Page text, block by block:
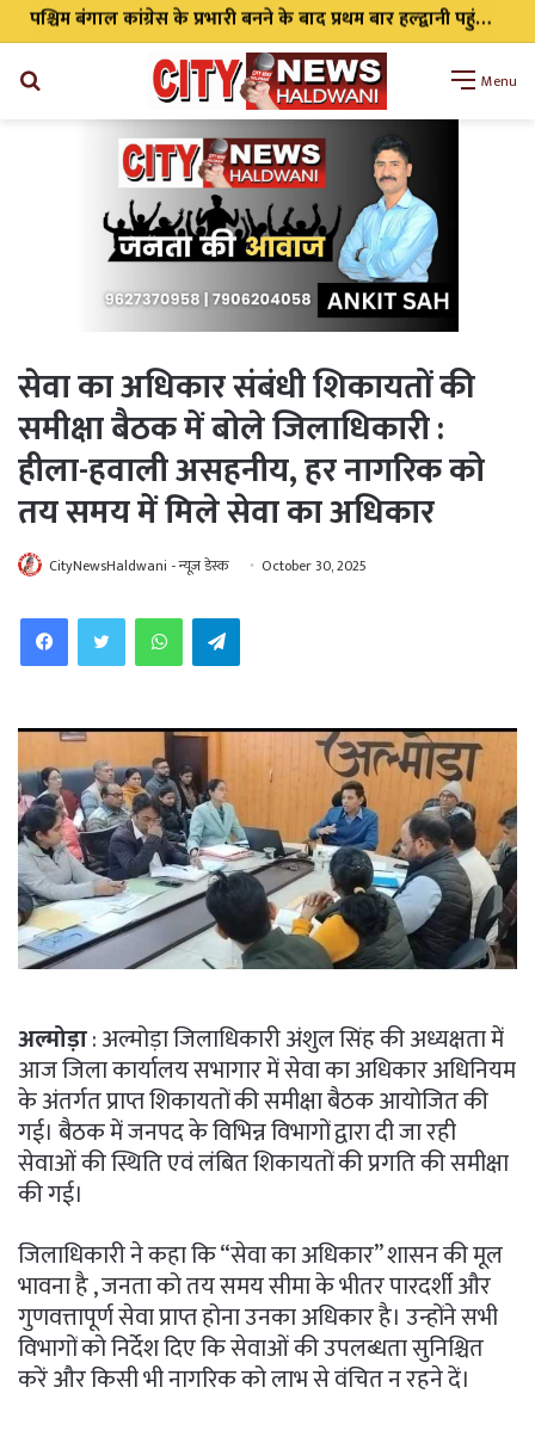
पश्चिम बंगाल कांग्रेस के प्रभारी बनने के बाद प्रथम बार हल्द्वानी पहुंचे प्रकाश जोशी, स्वराज आश्रम में हुआ भव्य स्वागत
Menu
सेवा का अधिकार संबंधी शिकायतों की
समीक्षा बैठक में बोले जिलाधिकारी :
हीला-हवाली असहनीय, हर नागरिक को
तय समय में मिले सेवा का अधिकार
CityNewsHaldwani - न्यूज़ डेस्क October 30, 2025
WhatsAppTelegram
अल्मोड़ा: अल्मोड़ा जिलाधिकारी अंशुल सिंह की अध्यक्षता में
आज जिला कार्यालय सभागार में सेवा का अधिकार अधिनियम
के अंतर्गत प्राप्त शिकायतों की समीक्षा बैठक आयोजित की
गई। बैठक में जनपद के विभिन्न विभागों द्वारा दी जा रही
सेवाओं की स्थिति एवं लंबित शिकायतों की प्रगति की समीक्षा
की गई।
जिलाधिकारी ने कहा कि “सेवा का अधिकार” शासन की मूल
भावना है , जनता को तय समय सीमा के भीतर पारदर्शी और
गुणवत्तापूर्ण सेवा प्राप्त होना उनका अधिकार है। उन्होंने सभी
विभागों को निर्देश दिए कि सेवाओं की उपलब्धता सुनिश्चित
करें और किसी भी नागरिक को लाभ से वंचित न रहने दें।